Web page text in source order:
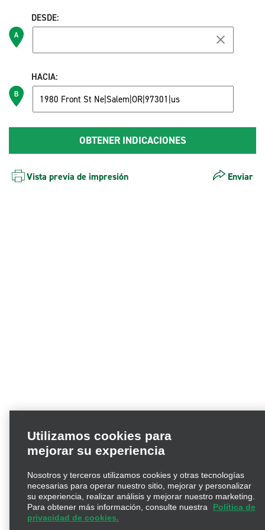
DESDE:
HACIA:
Vista previa de impresión Enviar
Utilizamos cookies para
mejorar su experiencia
necesarias para operar nuestro sitio, mejorar y personalizar
su experiencia, realizar análisis y mejorar nuestro marketing.
Para obtener más información, consulte nuestra Política de
privacidad de cookies.